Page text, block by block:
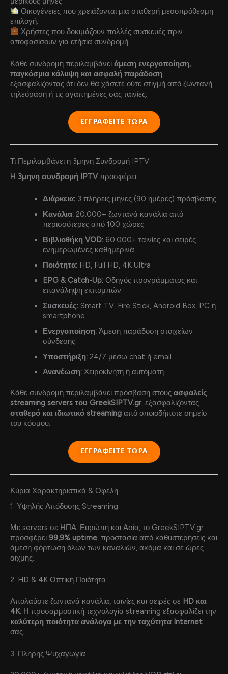
Οικογένειες που χρειάζονται μια σταθερή μεσοπρόθεσμη
επιλογή.
Χρήστες που δοκιμάζουν πολλές συσκευές πριν
αποφασίσουν για ετήσια συνδρομή.
Κάθε συνδρομή περιλαμβάνει άμεση ενεργοποίηση,
παγκόσμια κάλυψη και ασφαλή παράδοση,
εξασφαλίζοντας ότι δεν θα χάσετε ούτε στιγμή από ζωντανή
τηλεόραση ή τις αγαπημένες σας ταινίες.
ΕΓΓΡΑΦΕΙΤΕ ΤΩΡΑ
Τι Περιλαμβάνει η 3μηνη Συνδρομή IPTV
Η 3μηνη συνδρομή IPTVπροσφέρει:
Διάρκεια:3 πλήρεις μήνες (90 ημέρες) πρόσβασης
Κανάλια:20.000+ ζωντανά κανάλια από
περισσότερες από 100 χώρες
Βιβλιοθήκη VOD:60.000+ ταινίες και σειρές
ενημερωμένες καθημερινά
Ποιότητα:HD, Full HD, 4K Ultra
EPG & Catch-Up:Οδηγός προγράμματος και
επανάληψη εκπομπών
Συσκευές:Smart TV, Fire Stick, Android Box, PC ή
smartphone
Ενεργοποίηση:Άμεση παράδοση στοιχείων
σύνδεσης
Υποστήριξη:24/7 μέσω chat ή email
Ανανέωση:Χειροκίνητη ή αυτόματη
Κάθε συνδρομή περιλαμβάνει πρόσβαση στους ασφαλείς
streaming servers του GreekSIPTV.gr, εξασφαλίζοντας
σταθερό και ιδιωτικό streaming από οποιοδήποτε σημείο
του κόσμου.
ΕΓΓΡΑΦΕΙΤΕ ΤΩΡΑ
Κύρια Χαρακτηριστικά & Οφέλη
1. Υψηλής Απόδοσης Streaming
Με servers σε ΗΠΑ, Ευρώπη και Ασία, το GreekSIPTV.gr
προσφέρει 99,9% uptime , προστασία από καθυστερήσεις και
άμεση φόρτωση όλων των καναλιών, ακόμα και σε ώρες
αιχμής.
2. HD & 4K Οπτική Ποιότητα
Απολαύστε ζωντανά κανάλια, ταινίες και σειρές σε HD και
4K. Η προσαρμοστική τεχνολογία streaming εξασφαλίζει την
καλύτερη ποιότητα ανάλογα με την ταχύτητα Internet
σας.
3. Πλήρης Ψυχαγωγία